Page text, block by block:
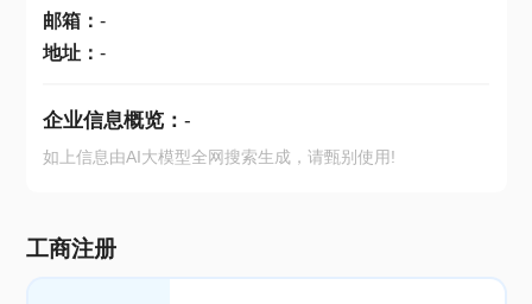
邮箱： -
地址： -
企业信息概览： -
如上信息由AI大模型全网搜索生成，请甄别使用!
工商注册